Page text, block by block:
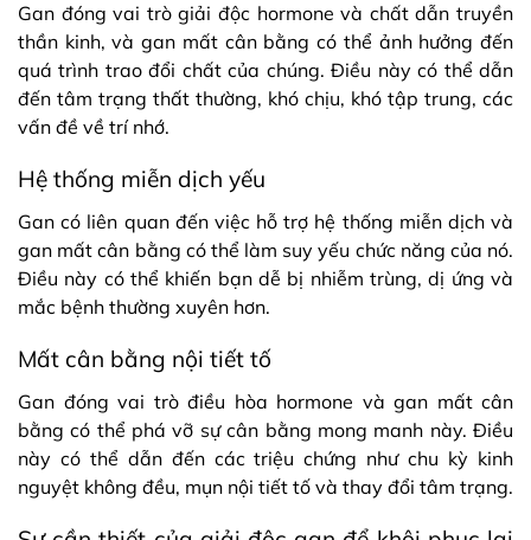
Gan đóng vai trò giải độc hormone và chất dẫn truyền
thần kinh, và gan mất cân bằng có thể ảnh hưởng đến
quá trình trao đổi chất của chúng. Điều này có thể dẫn
đến tâm trạng thất thường, khó chịu, khó tập trung, các
vấn đề về trí nhớ.
Hệ thống miễn dịch yếu
Gan có liên quan đến việc hỗ trợ hệ thống miễn dịch và
gan mất cân bằng có thể làm suy yếu chức năng của nó.
Điều này có thể khiến bạn dễ bị nhiễm trùng, dị ứng và
mắc bệnh thường xuyên hơn.
Mất cân bằng nội tiết tố
Gan đóng vai trò điều hòa hormone và gan mất cân
bằng có thể phá vỡ sự cân bằng mong manh này. Điều
này có thể dẫn đến các triệu chứng như chu kỳ kinh
nguyệt không đều, mụn nội tiết tố và thay đổi tâm trạng.